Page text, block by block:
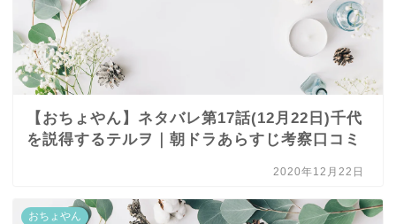
【おちょやん】ネタバレ第17話(12月22日)千代
を説得するテルヲ｜朝ドラあらすじ考察口コミ
2020年12月22日
おちょやん